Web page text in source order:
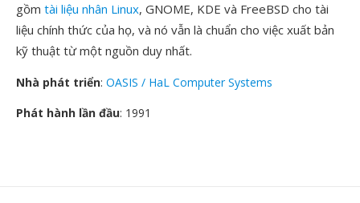
gồm tài liệu nhân Linux, GNOME, KDE và FreeBSD cho tài
liệu chính thức của họ, và nó vẫn là chuẩn cho việc xuất bản
kỹ thuật từ một nguồn duy nhất.
Nhà phát triển: OASIS / HaL Computer Systems
Phát hành lần đầu: 1991